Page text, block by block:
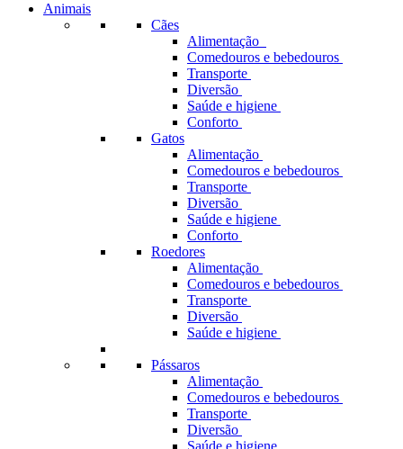
Animais
Cães
Alimentação
Comedouros e bebedouros
Transporte
Diversão
Saúde e higiene
Conforto
Gatos
Alimentação
Comedouros e bebedouros
Transporte
Diversão
Saúde e higiene
Conforto
Roedores
Alimentação
Comedouros e bebedouros
Transporte
Diversão
Saúde e higiene
Pássaros
Alimentação
Comedouros e bebedouros
Transporte
Diversão